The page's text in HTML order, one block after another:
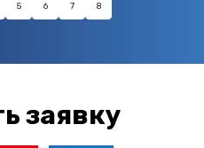
5 6 7 8
заявку